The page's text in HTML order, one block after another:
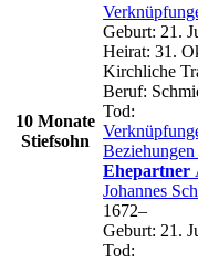
10 Monate
Stiefsohn
Geburt: 21.
Heirat: 31.
Kirchliche
Beruf:
Tod:
Beziehungen
Ehepartner
Johannes
1672–
Geburt: 21.
Tod: